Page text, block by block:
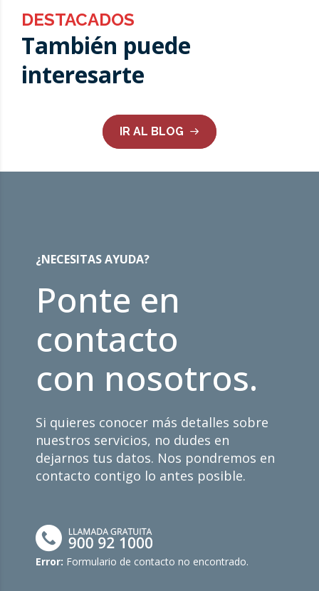
DESTACADOS
También puede
interesarte
IR AL BLOG
¿NECESITAS AYUDA?
Ponte en
contacto
con nosotros.
Si quieres conocer más detalles sobre
nuestros servicios, no dudes en
dejarnos tus datos. Nos pondremos en
contacto contigo lo antes posible.
Error: Formulario de contacto no encontrado.